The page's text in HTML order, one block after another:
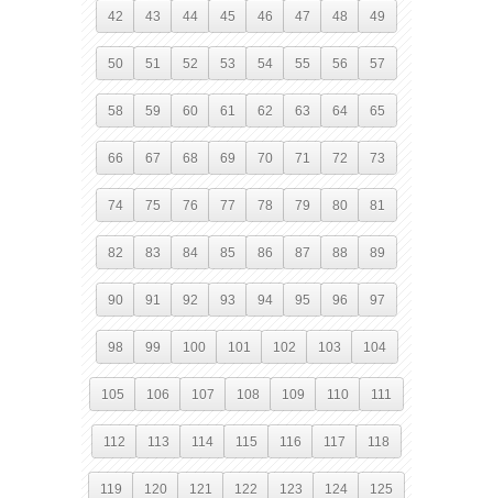
42 43 44 45 46 47 48 49
50 51 52 53 54 55 56 57
58 59 60 61 62 63 64 65
66 67 68 69 70 71 72 73
74 75 76 77 78 79 80 81
82 83 84 85 86 87 88 89
90 91 92 93 94 95 96 97
98 99 100 101 102 103 104
105 106 107 108 109 110 111
112 113 114 115 116 117 118
119 120 121 122 123 124 125